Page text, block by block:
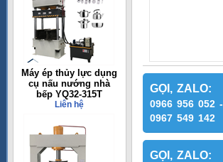
Máy ép thủy lực dụng
cụ nấu nướng nhà
bếp YQ32-315T
Liên hệ
GỌI, ZALO:
0966 956 052 -
0967 549 142
GỌI, ZALO: